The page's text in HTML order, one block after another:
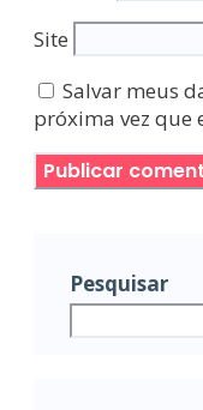
Site
Salvar meus
próxima vez que
Pesquisar